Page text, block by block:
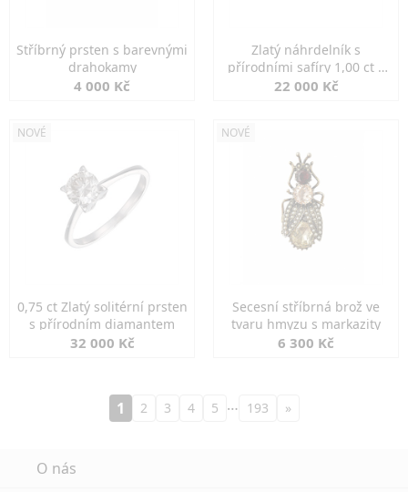
Stříbrný prsten s barevnými
drahokamy
4 000 Kč
Zlatý náhrdelník s
přírodními safíry 1,00 ct a
diamanty
22 000 Kč
NOVÉ
0,75 ct Zlatý solitérní prsten
s přírodním diamantem
32 000 Kč
NOVÉ
Secesní stříbrná brož ve
tvaru hmyzu s markazity
6 300 Kč
1 2 3 4 5 … 193 »
O nás